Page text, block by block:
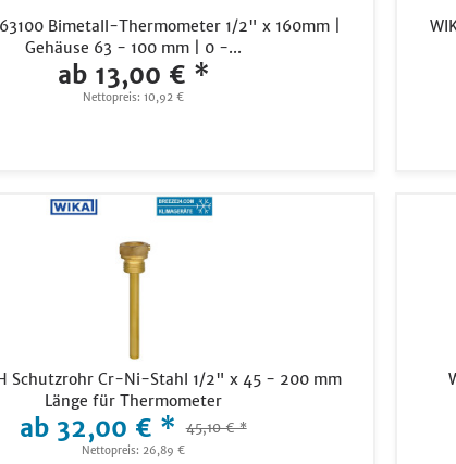
Bimetall-Thermometer 1/2" x 160mm |
Gehäuse 63 - 100 mm | 0 -...
ab 13,00 € *
Nettopreis: 10,92 €
Schutzrohr Cr-Ni-Stahl 1/2" x 45 - 200 mm
Länge für Thermometer
ab 32,00 € * 45,10 € *
Nettopreis: 26,89 €